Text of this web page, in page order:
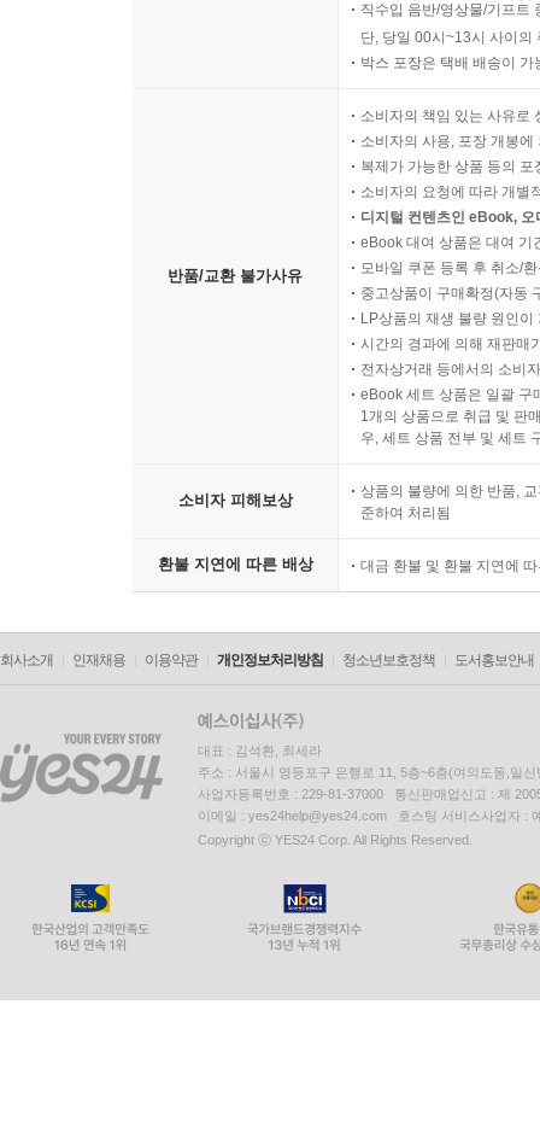
직수입 음반/영상물/기프트
단, 당일 00시~13시 사이의
박스 포장은 택배 배송이
반품/교환 불가사유
소비자의 책임 있는 사유로
소비자의 사용, 포장 개봉
복제가 가능한 상품 등의
소비자의 요청에 따라 개별
디지털 컨텐츠인 eBook,
eBook 대여 상품은 대여 기
모바일 쿠폰 등록 후 취소/
중고상품이 구매확정(자동
LP상품의 재생 불량 원인
시간의 경과에 의해 재판매
전자상거래 등에서의 소비
eBook 세트 상품은 일괄 구
1개의 상품으로 취급 및 판
우, 세트 상품 전부 및 세트
소비자 피해보상
상품의 불량에 의한 반품,
준하여 처리됨
환불 지연에 따른 배상 대금 환불 및 환불 지연에
회사소개 인재채용 이용약관 개인정보처리방침 청소년보호정책 도서홍보안내
대표 : 김석환, 최세라
주소 : 서울시 영등포구 은행로 11, 5층~6층(여의도동,일신
사업자등록번호 : 229-81-37000 통신판매업신고 : 제
이메일 : yes24help@yes24.com 호스팅 서비스사업자 :
Copyright ⓒ YES24 Corp. All Rights Reserved.